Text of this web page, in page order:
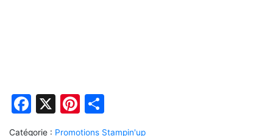
Facebook
X Pinterest
Catégorie : Promotions Stampin'up